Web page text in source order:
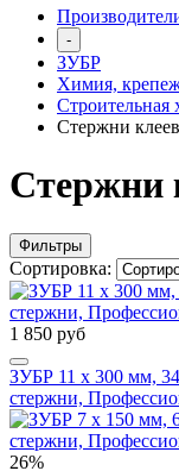
-
ЗУБР
Химия,
Строительная
Стержни
Стержни
Фильтры
Сортировка:
1 850 руб
ЗУБР 11 х 300 мм,
стержни,
26%